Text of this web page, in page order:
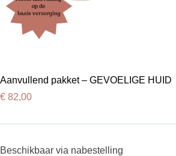
Aanvullend pakket – GEVOELIGE HUID
€ 82,00
Beschikbaar via nabestelling